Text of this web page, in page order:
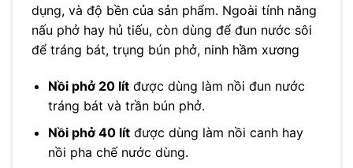
dụng, và độ bền của sản phẩm. Ngoài tính năng
nấu phở hay hủ tiếu, còn dùng để đun nước sôi
để tráng bát, trụng bún phở, ninh hầm xương
Nồi phở 20 lítđược dùng làm nồi đun nước
tráng bát và trần bún phở.
Nồi phở 40 lítđược dùng làm nồi canh hay
nồi pha chế nước dùng.